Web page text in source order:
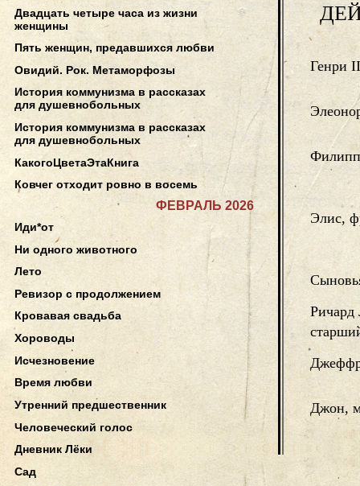
Генри
Элис,
Ричард
Джон,
Двадцать четыре часа из жизни
женщины
Пять женщин, предавшихся любви
Овидий. Рок. Метаморфозы
История коммунизма в рассказах
для душевнобольных
История коммунизма в рассказах
для душевнобольных
КакогоЦветаЭтаКнига
Ковчег отходит ровно в восемь
ФЕВРАЛЬ 2026
Иди*от
Ни одного животного
Лето
Ревизор с продолжением
Кровавая свадьба
Хороводы
Исчезновение
Время любви
Утренний предшественник
Человеческий голос
Дневник Лёки
Сад